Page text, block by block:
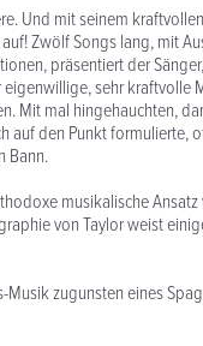
Und mit seinem
Zwölf Songs lang, mit
präsentiert der
sehr kraftvolle
Mit mal hingehauchten,
auf den Punkt formulierte,
Bann.
musikalische Ansatz
von Taylor weist
zugunsten eines